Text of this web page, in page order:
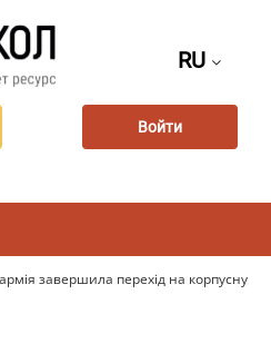
RU
Войти
завершила перехід на корпусну